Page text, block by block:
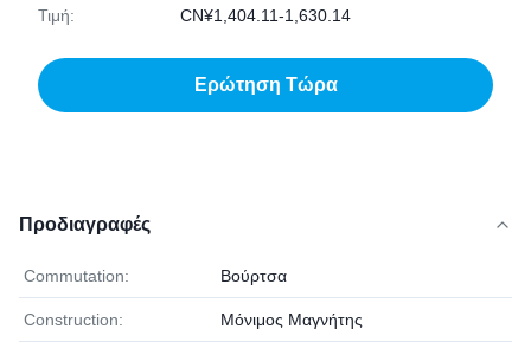
Τιμή: CN¥1,404.11-1,630.14
Ερώτηση Τώρα
Προδιαγραφές
Commutation: Βούρτσα
Construction: Μόνιμος Μαγνήτης